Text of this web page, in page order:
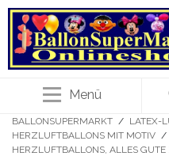
Menü
BALLONSUPERMARKT / LATEX-
HERZLUFTBALLONS MIT MOTIV /
HERZLUFTBALLONS, ALLES